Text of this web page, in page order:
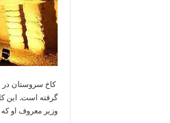
گرفته است. این
وزیر معروف او